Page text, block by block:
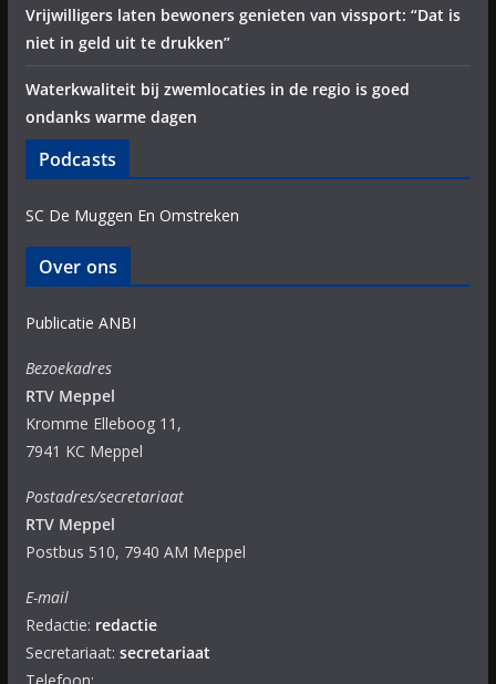
Vrijwilligers laten bewoners genieten van vissport: “Dat is
niet in geld uit te drukken”
Waterkwaliteit bij zwemlocaties in de regio is goed
ondanks warme dagen
Podcasts
SC De Muggen En Omstreken
Over ons
Publicatie ANBI
Bezoekadres
RTV Meppel
Kromme Elleboog 11,
7941 KC Meppel
Postadres/secretariaat
RTV Meppel
Postbus 510, 7940 AM Meppel
E-mail
Redactie: redactie
Secretariaat: secretariaat